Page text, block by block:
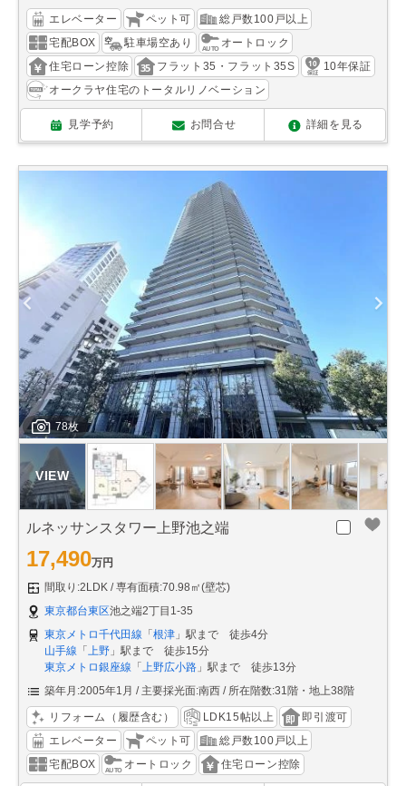
エレベーター ペット可
総戸数100戸以上
宅配BOX
駐車場空あり
オートロック
住宅ローン控除
フラット35・フラット35S
10年保証
オークラヤ住宅のトータルリノベーション
見学予約 お問合せ 詳細を見る
78枚
ルネッサンスタワー上野池之端
17,490万円
間取り:2LDK
専有面積:70.98㎡(壁芯)
東京都台東区池之端2丁目1-35
東京メトロ千代田線 「根津 」駅まで 徒歩4分
山手線 「 上野 」駅まで 徒歩15分
東京メトロ銀座線 「 上野広小路 」駅まで 徒歩13分
築年月:2005年1月
主要採光面:南西 所在階数:31階・地上38階
リフォーム（履歴含む） LDK15帖以上
即引渡可
エレベーター
ペット可
総戸数100戸以上
宅配BOX
オートロック 住宅ローン控除